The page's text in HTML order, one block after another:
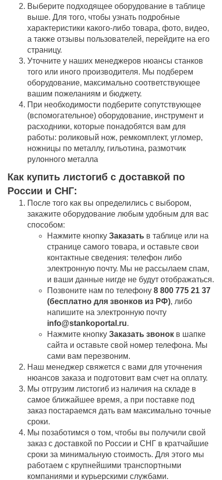
Выберите подходящее оборудование в таблице
выше. Для того, чтобы узнать подробные
характеристики какого-либо товара, фото, видео,
а также отзывы пользователей, перейдите на его
страницу.
Уточните у наших менеджеров нюансы станков
того или иного производителя. Мы подберем
оборудование, максимально соответствующее
вашим пожеланиям и бюджету.
При необходимости подберите сопутствующее
(вспомогательное) оборудование, инструмент и
расходники, которые понадобятся вам для
работы: роликовый нож, ремкомплект, угломер,
ножницы по металлу, гильотина, размотчик
рулонного металла
Как купить листогиб c доставкой по
России и СНГ:
После того как вы определились с выбором,
закажите оборудование любым удобным для вас
способом:
Нажмите кнопку Заказать в таблице или на
странице самого товара, и оставьте свои
контактные сведения: телефон либо
электронную почту. Мы не рассылаем спам,
и ваши данные нигде не будут отображаться.
Позвоните нам по телефону 8 800 775 21 37
(бесплатно для звонков из РФ), либо
напишите на электронную почту
info@stankoportal.ru.
Нажмите кнопку Заказать звонок в шапке
сайта и оставьте свой номер телефона. Мы
сами вам перезвоним.
Наш менеджер свяжется с вами для уточнения
нюансов заказа и подготовит вам счет на оплату.
Мы отгрузим листогиб из наличия на складе в
самое ближайшее время, а при поставке под
заказ постараемся дать вам максимально точные
сроки.
Мы позаботимся о том, чтобы вы получили свой
заказ c доставкой по России и СНГ в кратчайшие
сроки за минимальную стоимость. Для этого мы
работаем с крупнейшими транспортными
компаниями и курьерскими службами.